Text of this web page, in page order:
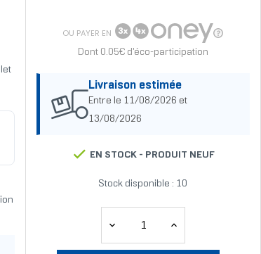
OU PAYER EN
Dont 0.05€ d'éco-participation
Livraison estimée
Entre le 11/08/2026 et
13/08/2026
EN STOCK - PRODUIT NEUF
Stock disponible : 10